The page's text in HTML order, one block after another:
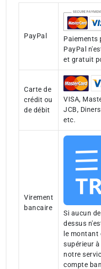
PayPal
Paiements
PayPal
et gratuit
Carte de
crédit ou
de débit
VISA,
JCB,
etc.
Virement
bancaire
Si aucun
dessus
le montant
supérieur
notre
compte